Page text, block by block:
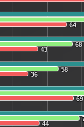
68
68
58
58
64
64
43
43
36
36
69
69
44
44